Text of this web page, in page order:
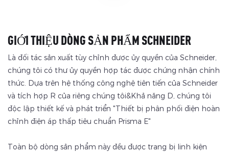
GIỚI THIỆU DÒNG SẢN PHẨM SCHNEIDER
Là đối tác sản xuất tùy chỉnh được ủy quyền của Schneider,
chúng tôi có thư ủy quyền hợp tác được chứng nhận chính
thức. Dựa trên hệ thống công nghệ tiên tiến của Schneider
và tích hợp R của riêng chúng tôi&Khả năng D, chúng tôi
độc lập thiết kế và phát triển "Thiết bị phân phối điện hoàn
chỉnh điện áp thấp tiêu chuẩn Prisma E"
Toàn bộ dòng sản phẩm này đều được trang bị linh kiện